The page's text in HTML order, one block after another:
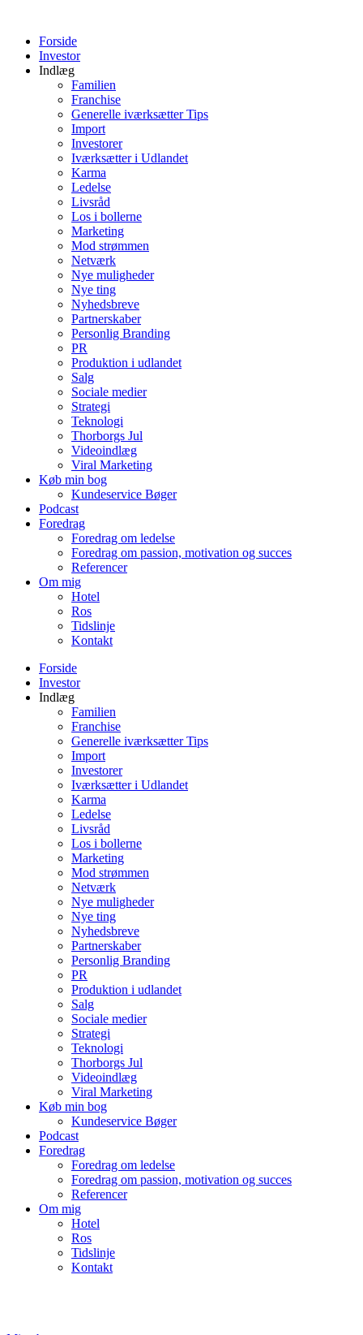
indholdForside
Investor
Indlæg
Familien
Franchise
Generelle iværksætter Tips
Import
Investorer
Iværksætter i Udlandet
Karma
Ledelse
Livsråd
Los i bollerne
Marketing
Mod strømmen
Netværk
Nye muligheder
Nye ting
Nyhedsbreve
Partnerskaber
Personlig Branding
PR
Produktion i udlandet
Salg
Sociale medier
Strategi
Teknologi
Thorborgs Jul
Videoindlæg
Viral Marketing
Køb min bog
Kundeservice Bøger
Podcast
Foredrag
Foredrag om ledelse
Foredrag om passion, motivation og succes
Referencer
Om mig
Hotel
Ros
Tidslinje
Kontakt
Forside
Investor
Indlæg
Familien
Franchise
Generelle iværksætter Tips
Import
Investorer
Iværksætter i Udlandet
Karma
Ledelse
Livsråd
Los i bollerne
Marketing
Mod strømmen
Netværk
Nye muligheder
Nye ting
Nyhedsbreve
Partnerskaber
Personlig Branding
PR
Produktion i udlandet
Salg
Sociale medier
Strategi
Teknologi
Thorborgs Jul
Videoindlæg
Viral Marketing
Køb min bog
Kundeservice Bøger
Podcast
Foredrag
Foredrag om ledelse
Foredrag om passion, motivation og succes
Referencer
Om mig
Hotel
Ros
Tidslinje
Kontakt